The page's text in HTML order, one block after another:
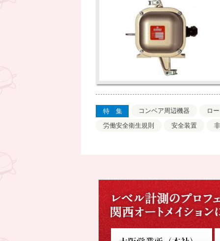
特集 コンベア周辺機器
ロ
労働安全衛生規則
安全装置